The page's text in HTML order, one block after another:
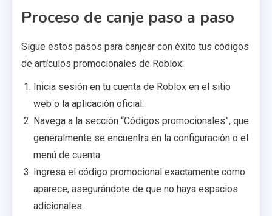
Proceso de canje paso a paso
Sigue estos pasos para canjear con éxito tus códigos
de artículos promocionales de Roblox:
Inicia sesión en tu cuenta de Roblox en el sitio
web o la aplicación oficial.
Navega a la sección “Códigos promocionales”, que
generalmente se encuentra en la configuración o el
menú de cuenta.
Ingresa el código promocional exactamente como
aparece, asegurándote de que no haya espacios
adicionales.